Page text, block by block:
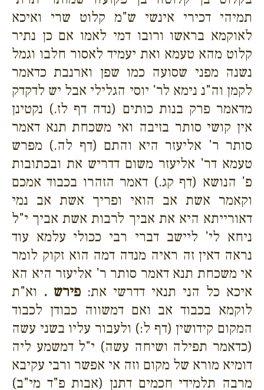
תמיהי דכירי אינשי ש"מ קלוט שרי ואיכא
לאוקמא בראשו ורובו דמי לאמו אם כן נתיר
קלוט מהא טעמא ואת יעמיד לאסור חלבו וגמל
נשנה מפני שסועה כמו שפן וארנבת כדאמר
לקמן וה"נ נימא לר' יוסי הגלילי אבל יש לדקדק
מדאמר פרק בנות כותים (נדה דף לז.) נקטינן
אין קושי סותר בזיבה ואי משכחת תנא דאמר
סותר ר' אליעזר היא והתם (דף לה.) מפרש
טעמא דר' אליעזר משום דדריש את ובכתובות
פ' הנושא (דף קג.) דאמר הזהרו בכבוד אמכם
וקאמר אשת אב הואי ופריך אשת אב נמי
דאורייתא היא את אביך לרבות אשת אביך י"ל
ניחא לי' ליישב דברי רבי ככולי עלמא עוד
נראה דאין זה ראיה מנדה דמה הוא זקוק לומר
אי משכחת תנא דאמר סותר ר' אליעזר היא הא
איכא כל הני תנאי דדרשי את: פירש . וא"ת
לוקמא בכבוד אב ואם דמשווה כבודן לכבוד
המקום קידושין (דף ל:) ולעבור עליו בשני עשה
(כדאמר תפילה ושיחה עשה) י"ל דמשמע ליה
דומיא מורא של מקום וזה אי אפשר ורבי עקיבא
מרבה תלמידי חכמים דתנן (אבות פ"ד מי"ב)